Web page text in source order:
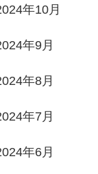
年10月
年9月
年8月
年7月
年6月